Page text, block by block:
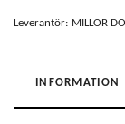
Leverantör: MILLOR
INFORMATION